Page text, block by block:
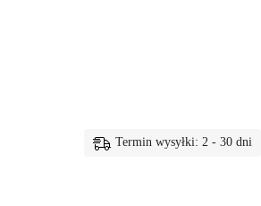
Termin wysyłki: 2 - 30 dni